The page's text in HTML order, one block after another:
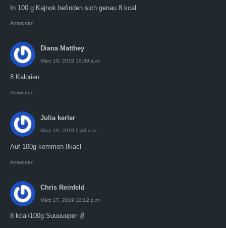
In 100 g Kajnok befinden sich genau 8 kcal
Antworten
Diana Matthey
März 19, 2019 10:39 a.m.
8 Kalorien
Antworten
Julia kerler
März 19, 2019 5:43 a.m.
Auf 100g kommen 8kacl
Antworten
Chris Reinfeld
März 17, 2019 12:12 p.m.
8 kcal/100g Suuuuuper ✌️